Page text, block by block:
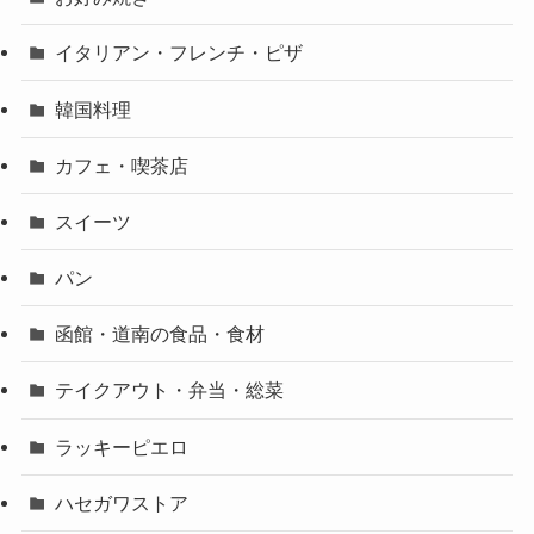
イタリアン・フレンチ・ピザ
韓国料理
カフェ・喫茶店
スイーツ
パン
函館・道南の食品・食材
テイクアウト・弁当・総菜
ラッキーピエロ
ハセガワストア